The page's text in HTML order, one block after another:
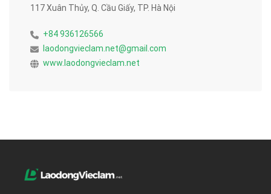
117 Xuân Thủy, Q. Cầu Giấy, TP. Hà Nội
+84 936126566
laodongvieclam.net@gmail.com
www.laodongvieclam.net